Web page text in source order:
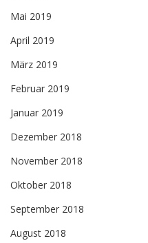
Mai 2019
April 2019
März 2019
Februar 2019
Januar 2019
Dezember 2018
November 2018
Oktober 2018
September 2018
August 2018